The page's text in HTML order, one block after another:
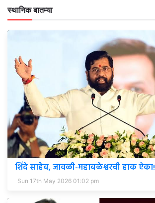
स्थानिक बातम्या
शिंदे साहेब, जावळी-महाबळेश्वरची हाक ऐका!
Sun 17th May 2026 01:02 pm